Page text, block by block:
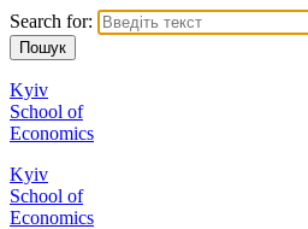
Search for:
Kyiv
School of
Economics
Kyiv
School of
Economics